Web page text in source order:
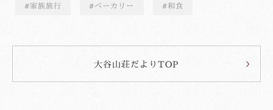
家族旅行 ベーカリー 和食
大谷山荘だよりTOP